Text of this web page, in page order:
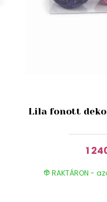
Lila fonott
1
RAKTÁRON -